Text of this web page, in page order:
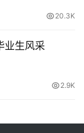
20.3K
业生风采
2.9K